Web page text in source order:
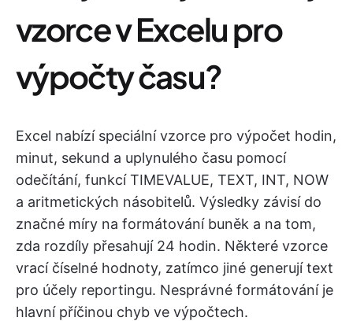
vzorce v Excelu pro
výpočty času?
Excel nabízí speciální vzorce pro výpočet hodin,
minut, sekund a uplynulého času pomocí
odečítání, funkcí TIMEVALUE, TEXT, INT, NOW
a aritmetických násobitelů. Výsledky závisí do
značné míry na formátování buněk a na tom,
zda rozdíly přesahují 24 hodin. Některé vzorce
vrací číselné hodnoty, zatímco jiné generují text
pro účely reportingu. Nesprávné formátování je
hlavní příčinou chyb ve výpočtech.